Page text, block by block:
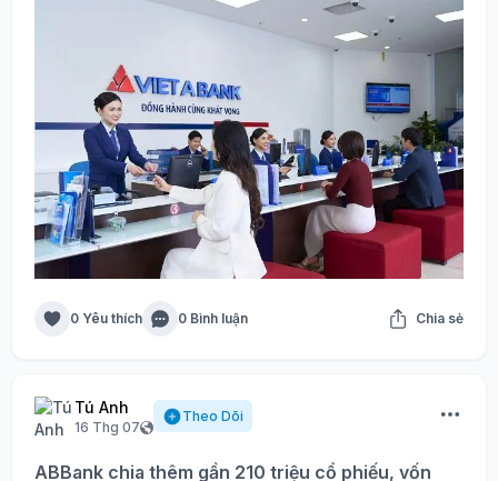
0 Yêu thích 0 Bình luận Chia sẻ
Tú Anh
16 Thg 07
Theo Dõi
ABBank chia thêm gần 210 triệu cổ phiếu, vốn